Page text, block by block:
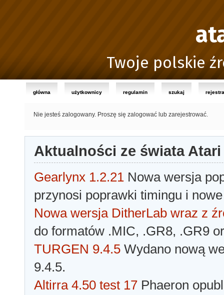
Twoje polskie
główna użytkownicy regulamin szukaj
Nie jesteś zalogowany. Proszę się zalogować lub zarejestrować.
Aktualności ze świata Atari
Gearlynx 1.2.21 Nowa wersja
przynosi poprawki timingu i
Nowa wersja DitherLab wraz z
do formatów .MIC, .GR8, .GR9
TURGEN 9.4.5 Wydano nową
9.4.5.
Altirra 4.50 test 17 Phaeron